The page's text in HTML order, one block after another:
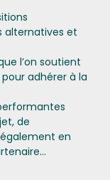
alternatives et
l’on soutient
adhérer à la
de
en